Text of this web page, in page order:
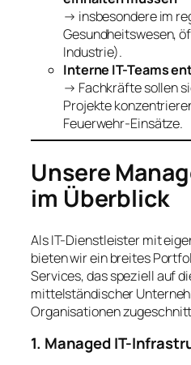
→ insbesondere im
Gesundheitswesen,
Industrie).
Interne IT-Teams
→ Fachkräfte sollen
Projekte
Feuerwehr-Einsätze.
Unsere
im Überblick
Als IT-Dienstleister mit
bieten wir ein breites
Services, das speziell auf
mittelständischer
Organisationen
1. Managed IT-